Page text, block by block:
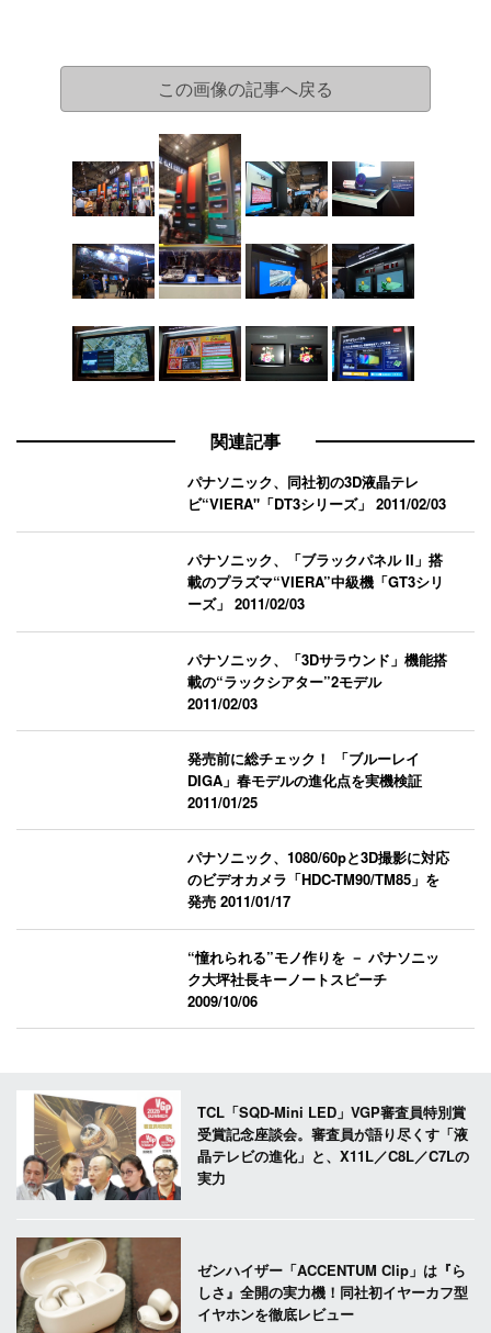
この画像の記事へ戻る
関連記事
パナソニック、同社初の3D液晶テレ
ビ“VIERA"「DT3シリーズ」2011/02/03
パナソニック、「ブラックパネル II」搭
載のプラズマ“VIERA”中級機「GT3シリ
ーズ」2011/02/03
パナソニック、「3Dサラウンド」機能搭
載の“ラックシアター”2モデル
2011/02/03
発売前に総チェック！ 「ブルーレイ
DIGA」春モデルの進化点を実機検証
2011/01/25
パナソニック、1080/60pと3D撮影に対応
のビデオカメラ「HDC-TM90/TM85」を
発売2011/01/17
“憧れられる”モノ作りを － パナソニッ
ク大坪社長キーノートスピーチ
2009/10/06
TCL「SQD-Mini LED」VGP審査員特別賞
受賞記念座談会。審査員が語り尽くす「液
晶テレビの進化」と、X11L／C8L／C7Lの
実力
ゼンハイザー「ACCENTUM Clip」は『ら
しさ』全開の実力機！同社初イヤーカフ型
イヤホンを徹底レビュー